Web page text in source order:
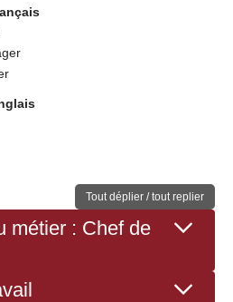
Tout déplier / tout replier
métier : Chef de